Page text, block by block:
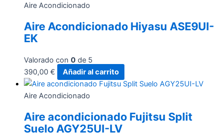
Aire Acondicionado
Aire Acondicionado Hiyasu ASE9UI-
EK
Valorado con 0 de 5
390,00 € Añadir al carrito
Aire Acondicionado
Aire acondicionado Fujitsu Split
Suelo AGY25UI-LV